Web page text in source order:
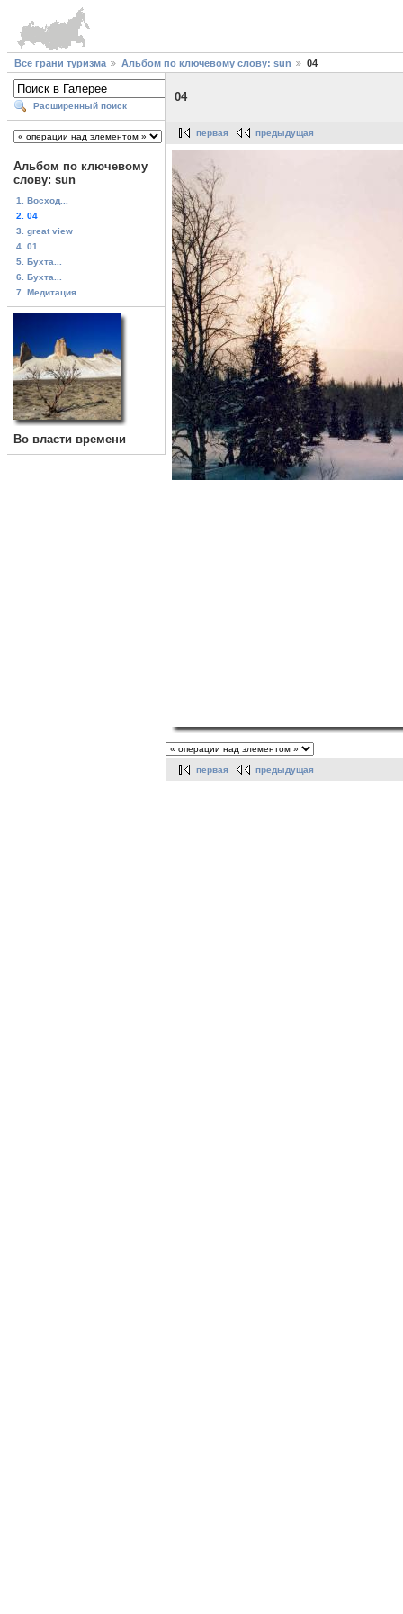
Все грани туризма Альбом по ключевому слову: sun 04
Расширенный поиск
Альбом по ключевому
слову: sun
1. Восход...
2. 04
3. great view
4. 01
5. Бухта...
6. Бухта...
7. Медитация. ...
Во власти времени
04
первая предыдущая
первая предыдущая